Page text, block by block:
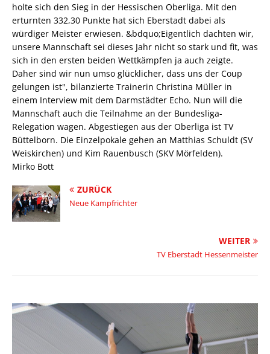
holte sich den Sieg in der Hessischen Oberliga. Mit den
erturnten 332,30 Punkte hat sich Eberstadt dabei als
würdiger Meister erwiesen. &bdquo;Eigentlich dachten wir,
unsere Mannschaft sei dieses Jahr nicht so stark und fit, was
sich in den ersten beiden Wettkämpfen ja auch zeigte.
Daher sind wir nun umso glücklicher, dass uns der Coup
gelungen ist", bilanzierte Trainerin Christina Müller in
einem Interview mit dem Darmstädter Echo. Nun will die
Mannschaft auch die Teilnahme an der Bundesliga-
Relegation wagen. Abgestiegen aus der Oberliga ist TV
Büttelborn. Die Einzelpokale gehen an Matthias Schuldt (SV
Weiskirchen) und Kim Rauenbusch (SKV Mörfelden).
Mirko Bott
ZURÜCK
Neue Kampfrichter
WEITER
TV Eberstadt Hessenmeister